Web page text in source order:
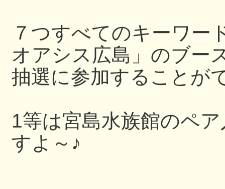
７つすべてのキーワー
オアシス広島」のブー
抽選に参加することが
1等は宮島水族館のペ
すよ～♪